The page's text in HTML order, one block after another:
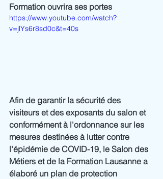
Formation ouvrira ses portes
https://www.youtube.com/watch?
v=jlYs6r8sd0c&t=40s
Afin de garantir la sécurité des
visiteurs et des exposants du salon et
conformément à l'ordonnance sur les
mesures destinées à lutter contre
l'épidémie de COVID-19, le Salon des
Métiers et de la Formation Lausanne a
élaboré un plan de protection